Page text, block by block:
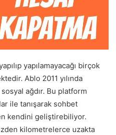
yapılamayacağı birçok
Ablo 2011 yılında
ağdır. Bu platform
ile tanışarak sohbet
kendini geliştirebiliyor.
kilometrelerce uzakta